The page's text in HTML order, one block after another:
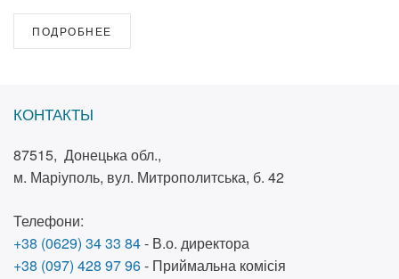
ПОДРОБНЕЕ
КОНТАКТЫ
87515, Донецька обл.,
м. Маріуполь, вул. Митрополитська, б. 42
Телефони:
+38 (0629) 34 33 84- В.о. директора
+38 (097) 428 97 96- Приймальна комісія